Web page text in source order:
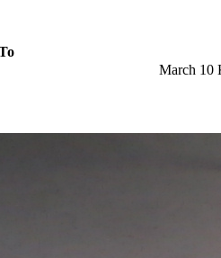
March 10